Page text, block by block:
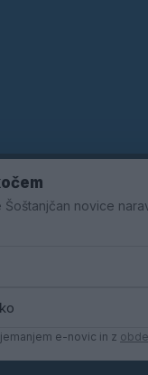
Šoštanjčan novice
e-novic in z